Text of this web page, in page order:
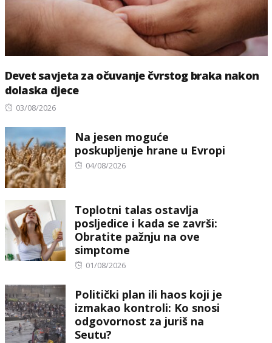
Devet savjeta za očuvanje čvrstog braka nakon
dolaska djece
Posted
03/08/2026
Na jesen moguće
poskupljenje hrane u Evropi
Posted
04/08/2026
Toplotni talas ostavlja
posljedice i kada se završi:
Obratite pažnju na ove
simptome
Posted
01/08/2026
Politički plan ili haos koji je
izmakao kontroli: Ko snosi
odgovornost za juriš na
Seutu?